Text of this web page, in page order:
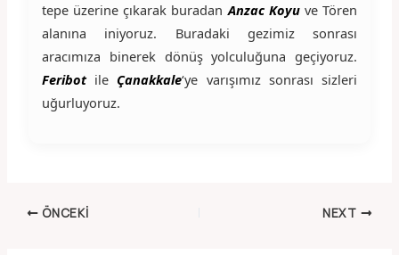
tepe üzerine çıkarak buradanAnzac Koyuve Tören
alanına iniyoruz. Buradaki gezimiz sonrası
aracımıza binerek dönüş yolculuğuna geçiyoruz.
Feribot ile Çanakkale‘ye varışımız sonrası sizleri
uğurluyoruz.
ÖNCEKI NEXT